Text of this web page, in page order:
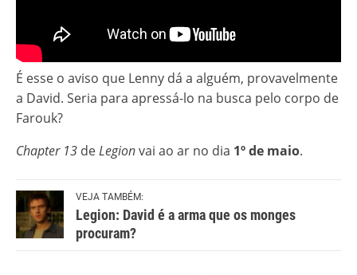
É esse o aviso que Lenny dá a alguém, provavelmente
a David. Seria para apressá-lo na busca pelo corpo de
Farouk?
Chapter 13 deLegionvai ao ar no dia 1º de maio.
VEJA TAMBÉM:
Legion: David é a arma que os monges
procuram?